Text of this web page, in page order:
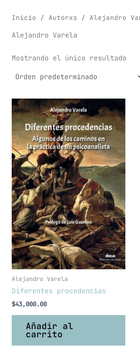
Inicio / Autorxs / Alejandro
Alejandro Varela
Mostrando el único resultado
Alejandro Varela
Diferentes procedencias
$43,000.00
Añadir al
carrito